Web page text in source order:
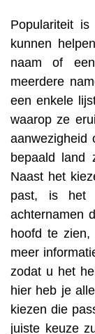
Populariteit
kunnen
naam of
meerdere
een enkele
waarop ze
aanwezigheid
bepaald land
Naast het
past, is het
achternamen
hoofd te
meer
zodat u het
hier heb je
kiezen die
juiste keuze